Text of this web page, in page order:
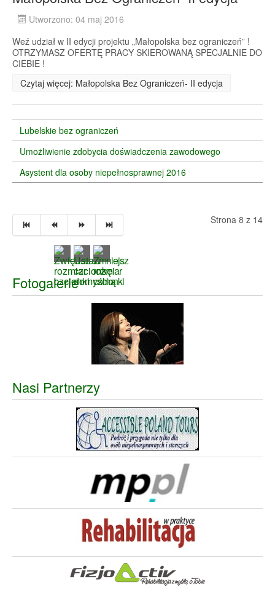
Utworzono: 04 maj 2016
Weź udział w II edycji projektu „Małopolska bez ograniczeń” !
OTRZYMASZ OFERTĘ PRACY SKIEROWANĄ SPECJALNIE DO
CIEBIE !
Czytaj więcej: Małopolska Bez Ograniczeń- II edycja
Lubelskie bez ograniczeń
Umożliwienie zdobycia doświadczenia zawodowego
Asystent dla osoby niepełnosprawnej 2016
Strona 8 z 14
Fotogalerie
Nasi Partnerzy